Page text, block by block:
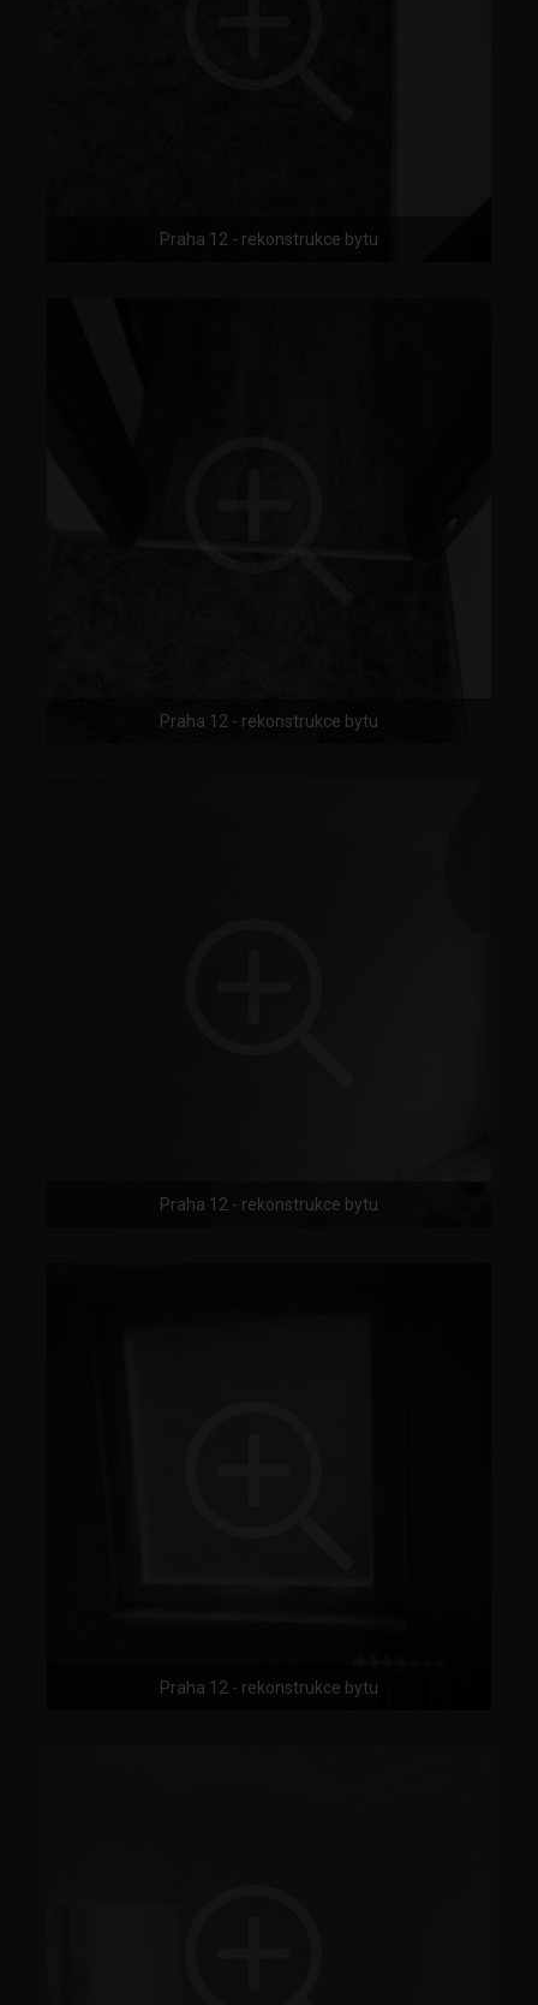
Praha 12 - rekonstrukce bytu
Praha 12 - rekonstrukce bytu
Praha 12 - rekonstrukce bytu
Praha 12 - rekonstrukce bytu